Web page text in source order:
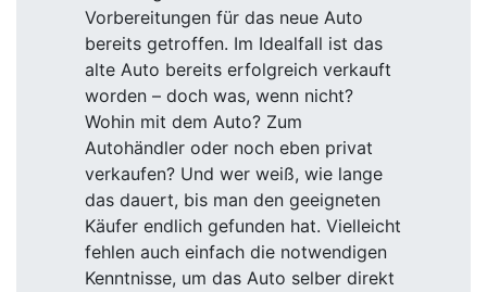
Vorbereitungen für das neue Auto
bereits getroffen. Im Idealfall ist das
alte Auto bereits erfolgreich verkauft
worden – doch was, wenn nicht?
Wohin mit dem Auto? Zum
Autohändler oder noch eben privat
verkaufen? Und wer weiß, wie lange
das dauert, bis man den geeigneten
Käufer endlich gefunden hat. Vielleicht
fehlen auch einfach die notwendigen
Kenntnisse, um das Auto selber direkt